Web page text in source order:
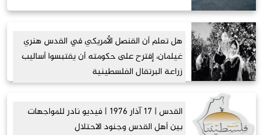
هل تعلم أن القنصل الأمريكي في القدس هنري
غيلمان، إقترح على حكومته أن يقتبسوا أساليب
زراعة البرتقال الفلسطينية
القدس | ١٧ آذار ١٩٧٦ | فيديو نادر للمواجهات
بين أهل القدس وجنود الاحتلال